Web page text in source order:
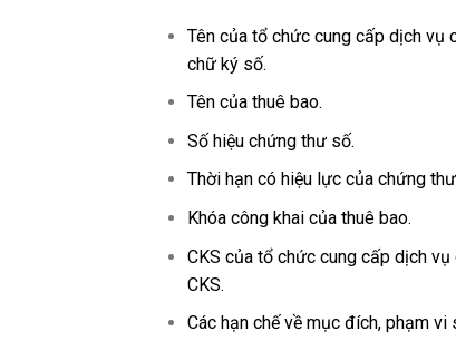
Tên của tổ chức cung cấp dịch vụ
chữ ký số.
Tên của thuê bao.
Số hiệu chứng thư số.
Thời hạn có hiệu lực của chứng
Khóa công khai của thuê bao.
CKS của tổ chức cung cấp dịch
CKS.
Các hạn chế về mục đích, phạm